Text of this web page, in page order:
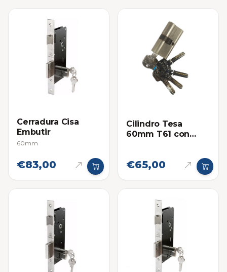
Cerradura Cisa
Embutir
60mm
€83,00
Cilindro Tesa
60mm T61 con
€65,00